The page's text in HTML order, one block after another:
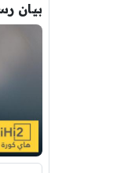
بيان